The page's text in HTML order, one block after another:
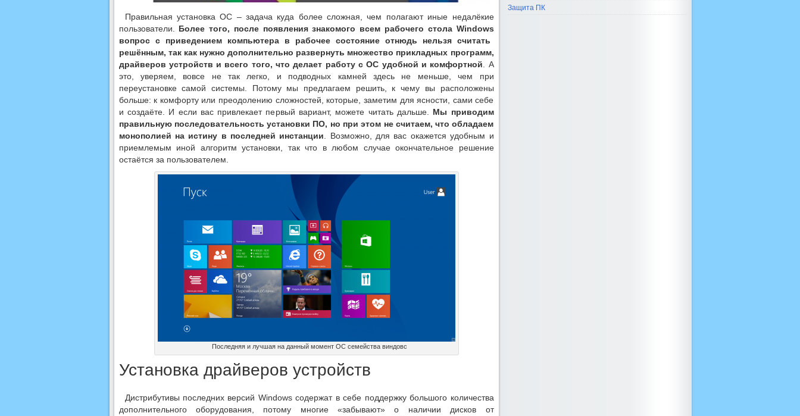
Правильная установка ОС – задача куда более сложная, чем полагают иные недалёкие
пользователи. Более того, после появления знакомого всем рабочего стола Windows
вопрос с приведением компьютера в рабочее состояние отнюдь нельзя считать
решённым, так как нужно дополнительно развернуть множество прикладных программ,
драйверов устройств и всего того, что делает работу с ОС удобной и комфортной . А
это, уверяем, вовсе не так легко, и подводных камней здесь не меньше, чем при
переустановке самой системы. Потому мы предлагаем решить, к чему вы расположены
больше: к комфорту или преодолению сложностей, которые, заметим для ясности, сами себе
и создаёте. И если вас привлекает первый вариант, можете читать дальше.
Мы приводим
правильную последовательность установки ПО, но при этом не считаем, что обладаем
монополией на истину в последней инстанции . Возможно, для вас окажется удобным и
приемлемым иной алгоритм установки, так что в любом случае окончательное решение
остаётся за пользователем.
Последняя и лучшая на данный момент ОС семейства виндовс
Установка драйверов устройств
Дистрибутивы последних версий Windows содержат в себе поддержку большого количества
дополнительного оборудования, потому многие «забывают» о наличии дисков от
Защита ПК